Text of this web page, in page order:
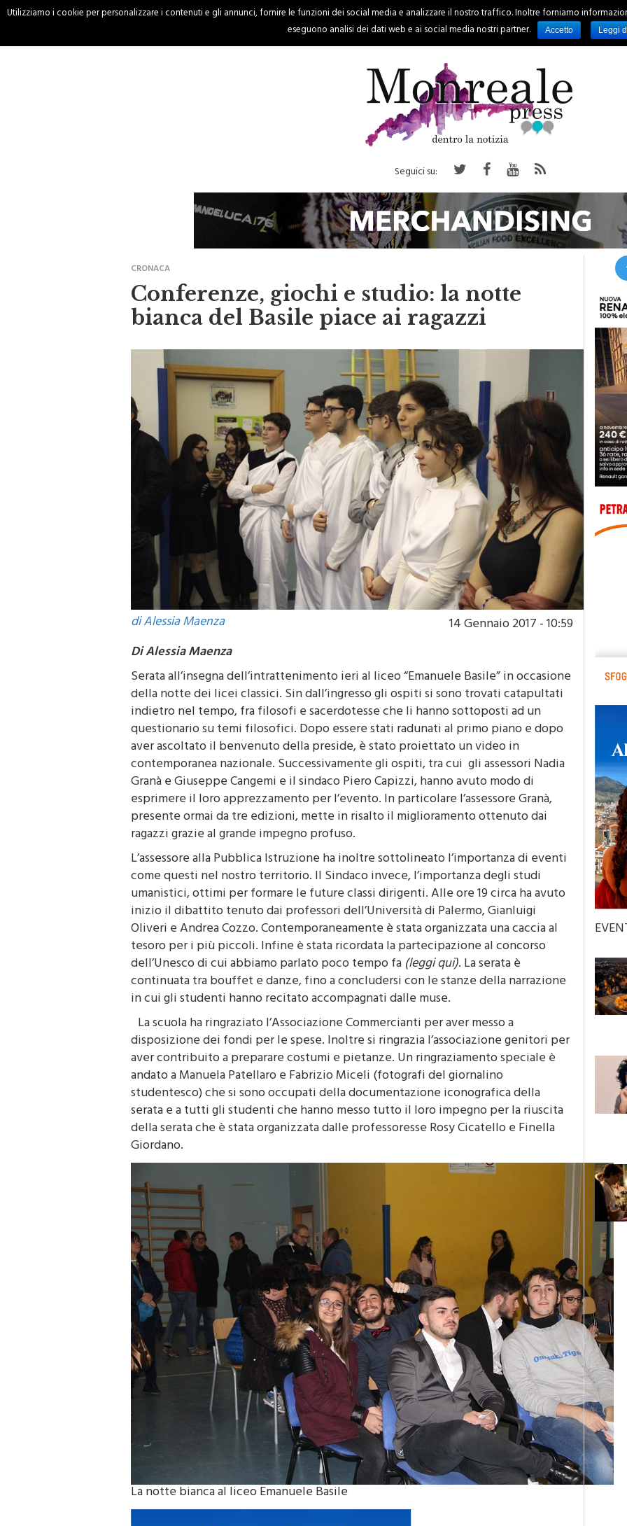
HOME CRONACA PALERMO REGIONE EVENTI RUBRICHE SPORT
Seguici su:
Conferenze, giochi e studio: la notte
bianca del Basile piace ai ragazzi
di Alessia Maenza
14 Gennaio 2017 - 10:59
Di Alessia Maenza
Serata all’insegna dell’intrattenimento ieri al liceo “Emanuele Basile” in occasione
della notte dei licei classici. Sin dall’ingresso gli ospiti si sono trovati catapultati
indietro nel tempo, fra filosofi e sacerdotesse che li hanno sottoposti ad un
questionario su temi filosofici. Dopo essere stati radunati al primo piano e dopo
aver ascoltato il benvenuto della preside, è stato proiettato un video in
contemporanea nazionale. Successivamente gli ospiti, tra cui gli assessori Nadia
Granà e Giuseppe Cangemi e il sindaco Piero Capizzi, hanno avuto modo di
esprimere il loro apprezzamento per l’evento. In particolare l’assessore Granà,
presente ormai da tre edizioni, mette in risalto il miglioramento ottenuto dai
ragazzi grazie al grande impegno profuso.
L’assessore alla Pubblica Istruzione ha inoltre sottolineato l’importanza di eventi
come questi nel nostro territorio. Il Sindaco invece, l’importanza degli studi
umanistici, ottimi per formare le future classi dirigenti. Alle ore 19 circa ha avuto
inizio il dibattito tenuto dai professori dell’Università di Palermo, Gianluigi
Oliveri e Andrea Cozzo. Contemporaneamente è stata organizzata una caccia al
tesoro per i più piccoli. Infine è stata ricordata la partecipazione al concorso
dell’Unesco di cui abbiamo parlato poco tempo fa(leggi qui). La serata è
continuata tra bouffet e danze, fino a concludersi con le stanze della narrazione
in cui gli studenti hanno recitato accompagnati dalle muse.
La scuola ha ringraziato l’Associazione Commercianti per aver messo a
disposizione dei fondi per le spese. Inoltre si ringrazia l’associazione genitori per
aver contribuito a preparare costumi e pietanze. Un ringraziamento speciale è
andato a Manuela Patellaro e Fabrizio Miceli (fotografi del giornalino
studentesco) che si sono occupati della documentazione iconografica della
serata e a tutti gli studenti che hanno messo tutto il loro impegno per la riuscita
della serata che è stata organizzata dalle professoresse Rosy Cicatello e Finella
Giordano.
La notte bianca al liceo Emanuele Basile
Utilizziamo i cookie per personalizzare i contenuti e gli annunci, fornire le funzioni dei social media e analizzare il nostro traffico. Inoltre forniamo
eseguono analisi dei dati web e ai social media nostri partner.
Accetto Leggi